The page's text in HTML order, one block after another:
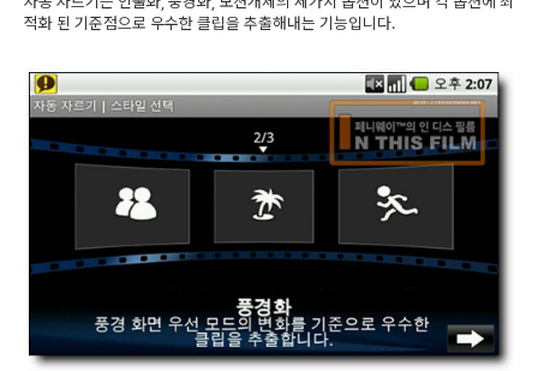
적화 된 기준점으로 우수한 클립을 추출해내는 기능입니다.